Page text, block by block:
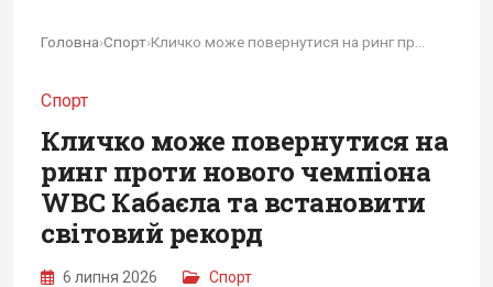
Головна›Спорт›
Спорт
Кличко може повернутися на
ринг проти нового чемпіона
WBC Кабаєла та встановити
світовий рекорд
6 липня 2026 Спорт